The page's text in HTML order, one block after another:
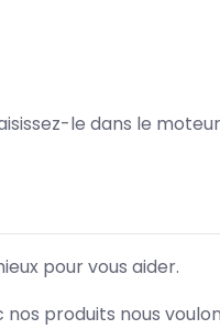
le dans le
pour vous aider.
produits nous